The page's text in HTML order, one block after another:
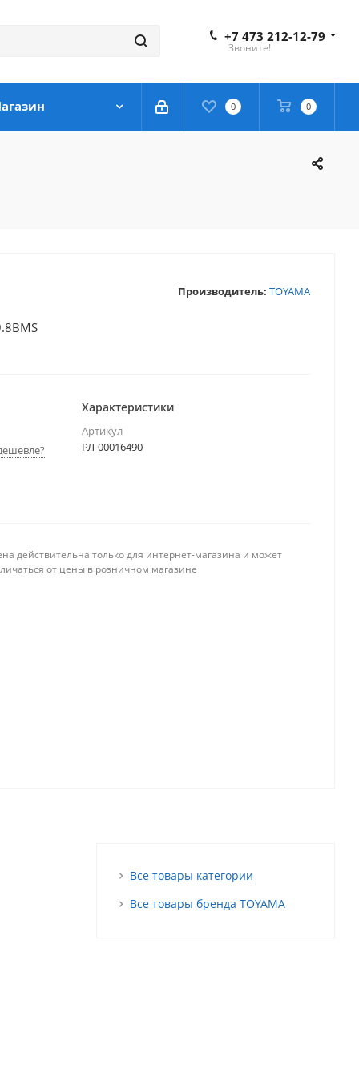
+7 473 212-12-79
Звоните!
0 0
Производитель: TOYAMA
Характеристики
Артикул
РЛ-00016490
действительна только для интернет-магазина и может
от цены в розничном магазине
Все товары категории
Все товары бренда TOYAMA